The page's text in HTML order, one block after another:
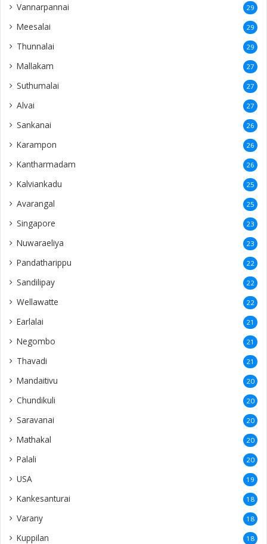
Vannarpannai 29
Meesalai 29
Thunnalai 29
Mallakam 27
Suthumalai 27
Alvai 27
Sankanai 26
Karampon 26
Kantharmadam 26
Kalviankadu 25
Avarangal 25
Singapore 23
Nuwaraeliya 23
Pandatharippu 22
Sandilipay 22
Wellawatte 22
Earlalai 21
Negombo 21
Thavadi 21
Mandaitivu 20
Chundikuli 20
Saravanai 20
Mathakal 20
Palali 20
USA 19
Kankesanturai 18
Varany 18
Kuppilan 18